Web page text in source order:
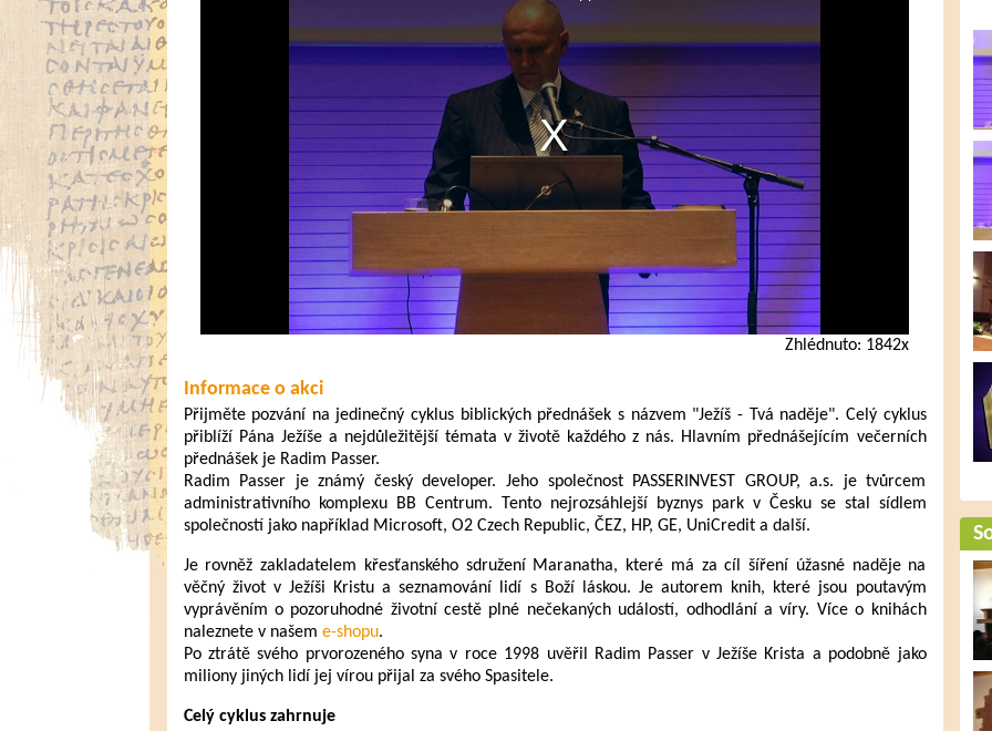
Zhlédnuto: 1842x
Informace o akci
Přijměte pozvání na jedinečný cyklus biblických přednášek s názvem "Ježíš - Tvá naděje". Celý cyklus
přiblíží Pána Ježíše a nejdůležitější témata v životě každého z nás. Hlavním přednášejícím večerních
přednášek je Radim Passer.
Radim Passer je známý český developer. Jeho společnost PASSERINVEST GROUP, a.s. je tvůrcem
administrativního komplexu BB Centrum. Tento nejrozsáhlejší byznys park v Česku se stal sídlem
společností jako například Microsoft, O2 Czech Republic, ČEZ, HP, GE, UniCredit a další.
Je rovněž zakladatelem křesťanského sdružení Maranatha, které má za cíl šíření úžasné naděje na
věčný život v Ježíši Kristu a seznamování lidí s Boží láskou. Je autorem knih, které jsou poutavým
vyprávěním o pozoruhodné životní cestě plné nečekaných událostí, odhodlání a víry. Více o knihách
naleznete v našem e-shopu.
Po ztrátě svého prvorozeného syna v roce 1998 uvěřil Radim Passer v Ježíše Krista a podobně jako
miliony jiných lidí jej vírou přijal za svého Spasitele.
Celý cyklus zahrnuje